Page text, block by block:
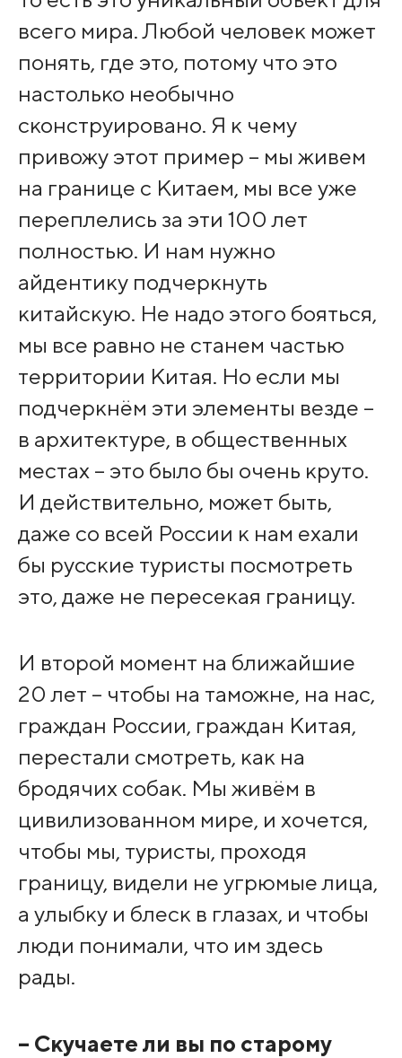
всего мира. Любой человек может
понять, где это, потому что это
настолько необычно
сконструировано. Я к чему
привожу этот пример – мы живем
на границе с Китаем, мы все уже
переплелись за эти 100 лет
полностью. И нам нужно
айдентику подчеркнуть
китайскую. Не надо этого бояться,
мы все равно не станем частью
территории Китая. Но если мы
подчеркнём эти элементы везде –
в архитектуре, в общественных
местах – это было бы очень круто.
И действительно, может быть,
даже со всей России к нам ехали
бы русские туристы посмотреть
это, даже не пересекая границу.
И второй момент на ближайшие
20 лет – чтобы на таможне, на нас,
граждан России, граждан Китая,
перестали смотреть, как на
бродячих собак. Мы живём в
цивилизованном мире, и хочется,
чтобы мы, туристы, проходя
границу, видели не угрюмые лица,
а улыбку и блеск в глазах, и чтобы
люди понимали, что им здесь
рады.
– Скучаете ли вы по старому